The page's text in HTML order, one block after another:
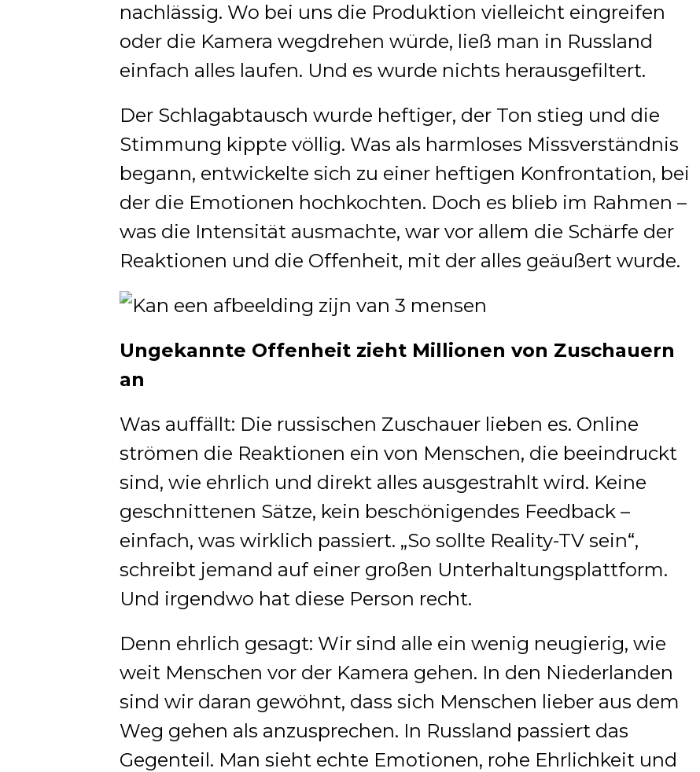
nachlässig. Wo bei uns die Produktion vielleicht eingreifen
oder die Kamera wegdrehen würde, ließ man in Russland
einfach alles laufen. Und es wurde nichts herausgefiltert.
Der Schlagabtausch wurde heftiger, der Ton stieg und die
Stimmung kippte völlig. Was als harmloses Missverständnis
begann, entwickelte sich zu einer heftigen Konfrontation, bei
der die Emotionen hochkochten. Doch es blieb im Rahmen –
was die Intensität ausmachte, war vor allem die Schärfe der
Reaktionen und die Offenheit, mit der alles geäußert wurde.
Ungekannte Offenheit zieht Millionen von Zuschauern
an
Was auffällt: Die russischen Zuschauer lieben es. Online
strömen die Reaktionen ein von Menschen, die beeindruckt
sind, wie ehrlich und direkt alles ausgestrahlt wird. Keine
geschnittenen Sätze, kein beschönigendes Feedback –
einfach, was wirklich passiert. „So sollte Reality-TV sein“,
schreibt jemand auf einer großen Unterhaltungsplattform.
Und irgendwo hat diese Person recht.
Denn ehrlich gesagt: Wir sind alle ein wenig neugierig, wie
weit Menschen vor der Kamera gehen. In den Niederlanden
sind wir daran gewöhnt, dass sich Menschen lieber aus dem
Weg gehen als anzusprechen. In Russland passiert das
Gegenteil. Man sieht echte Emotionen, rohe Ehrlichkeit und